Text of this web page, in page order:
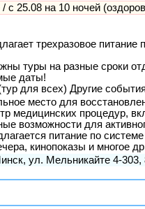
с 25.08 на 10 ночей
трехразовое
туры на разные сроки
даты!
для всех) Другие события
место для
медицинских процедур,
возможности для
питание по
кинопоказы и многое
ул. Мельникайте 4-303,